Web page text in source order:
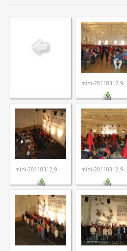
mini-20110312_9...
mini-20110312_9... mini-20110312_9...